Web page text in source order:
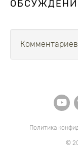
Комментариев
Политика
©